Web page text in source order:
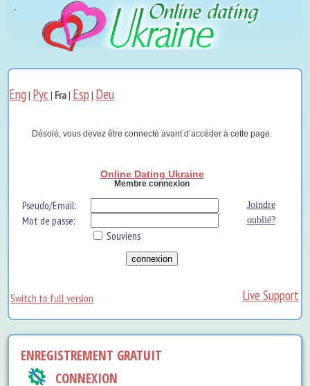
Eng | Рус|Fra| Esp | Deu
Désolé, vous devez être connecté avant d’accéder à cette page.
Online Dating Ukraine
Membre connexion
Pseudo/Email: Joindre
Mot de passe: oublié?
Souviens
Switch to full version Live Support
ENREGISTREMENT GRATUIT
CONNEXION